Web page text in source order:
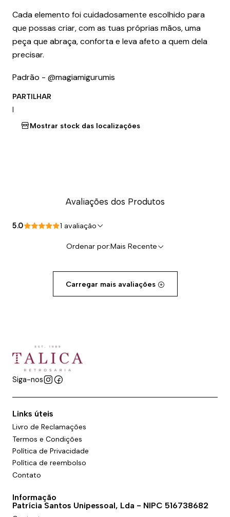
Cada elemento foi cuidadosamente escolhido para
que possas criar, com as tuas próprias mãos, uma
peça que abraça, conforta e leva afeto a quem dela
precisar.
Padrão - @magiamigurumis
PARTILHAR
|
Mostrar stock das localizações
Avaliações dos Produtos
5.0 1 avaliação
Ordenar por:Mais Recente
Carregar mais avaliações
Siga-nos
Links úteis
Livro de Reclamações
Termos e Condições
Política de Privacidade
Política de reembolso
Contato
Informação
Patrícia Santos Unipessoal, Lda - NIPC 516738682